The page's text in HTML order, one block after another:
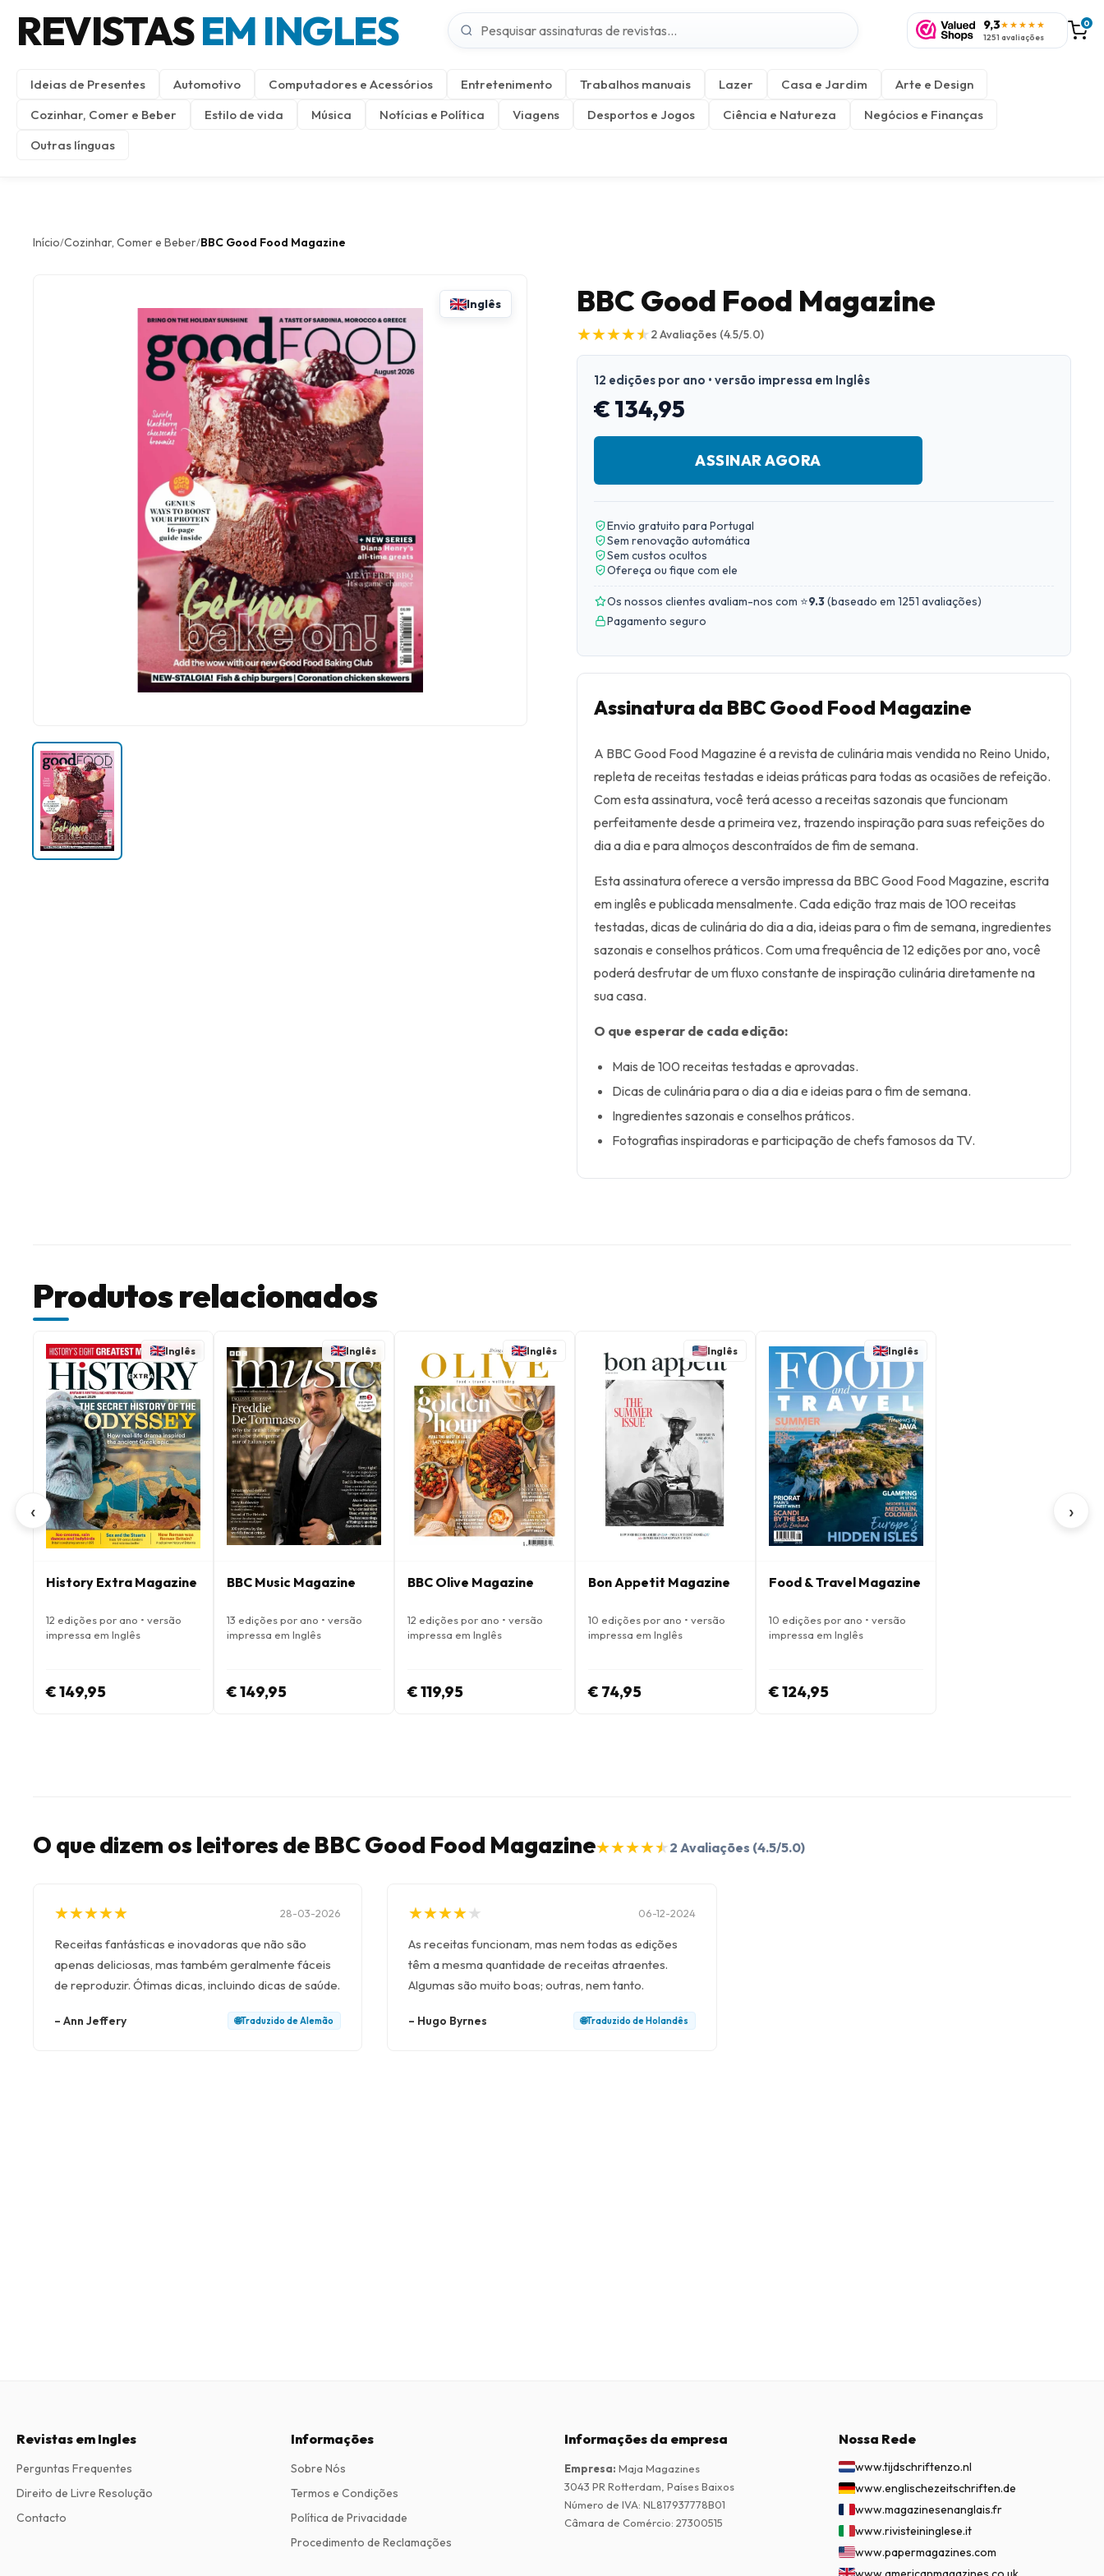
REVISTASEM INGLES 9,3★★★★★
1251 avaliações
0
Ideias de Presentes Automotivo Computadores e Acessórios Entretenimento Trabalhos manuais Lazer Casa e Jardim
Arte e Design
Cozinhar, Comer e Beber
Estilo de vida Música Notícias e Política Viagens Desportos e Jogos Ciência e Natureza
Negócios e Finanças
Outras línguas
Início/Cozinhar, Comer e Beber/BBC Good Food Magazine
Inglês BBC Good Food Magazine
★
★★
★★
★★
★★
★2Avaliações (4.5/5.0)
12 edições por ano • versão impressa em Inglês
€ 134,95
ASSINAR AGORA
Envio gratuito para Portugal
Sem renovação automática
Sem custos ocultos
Ofereça ou fique com ele
Os nossos clientes avaliam-nos com ⭐9.3(baseado em 1251 avaliações)
Pagamento seguro
Assinatura da BBC Good Food Magazine
A BBC Good Food Magazine é a revista de culinária mais vendida no Reino Unido,
repleta de receitas testadas e ideias práticas para todas as ocasiões de refeição.
Com esta assinatura, você terá acesso a receitas sazonais que funcionam
perfeitamente desde a primeira vez, trazendo inspiração para suas refeições do
dia a dia e para almoços descontraídos de fim de semana.
Esta assinatura oferece a versão impressa da BBC Good Food Magazine, escrita
em inglês e publicada mensalmente. Cada edição traz mais de 100 receitas
testadas, dicas de culinária do dia a dia, ideias para o fim de semana, ingredientes
sazonais e conselhos práticos. Com uma frequência de 12 edições por ano, você
poderá desfrutar de um fluxo constante de inspiração culinária diretamente na
sua casa.
O que esperar de cada edição:
Mais de 100 receitas testadas e aprovadas.
Dicas de culinária para o dia a dia e ideias para o fim de semana.
Ingredientes sazonais e conselhos práticos.
Fotografias inspiradoras e participação de chefs famosos da TV.
Produtos relacionados
‹
Inglês
History Extra Magazine
12 edições por ano • versão
impressa em Inglês
€ 149,95
Inglês
BBC Music Magazine
13 edições por ano • versão
impressa em Inglês
€ 149,95
Inglês
BBC Olive Magazine
12 edições por ano • versão
impressa em Inglês
€ 119,95
Inglês
Bon Appetit Magazine
10 edições por ano • versão
impressa em Inglês
€ 74,95
Inglês
Food & Travel Magazine
10 edições por ano • versão
impressa em Inglês
€ 124,95
›
O que dizem os leitores de BBC Good Food Magazine★
★★
★★
★★
★★
★2 Avaliações (4.5/5.0)
★
★★
★★
★★
★★
★ 28-03-2026
Receitas fantásticas e inovadoras que não são
apenas deliciosas, mas também geralmente fáceis
de reproduzir. Ótimas dicas, incluindo dicas de saúde.
– Ann Jeffery 🌐Traduzido deAlemão
★
★★
★★
★★
★★
★ 06-12-2024
As receitas funcionam, mas nem todas as edições
têm a mesma quantidade de receitas atraentes.
Algumas são muito boas; outras, nem tanto.
– Hugo Byrnes 🌐Traduzido de Holandês
Revistas em Ingles
Perguntas Frequentes
Direito de Livre Resolução
Contacto
Informações
Sobre Nós
Termos e Condições
Política de Privacidade
Procedimento de Reclamações
Informações da empresa
Empresa: Maja Magazines
3043 PR Rotterdam, Países Baixos
Número de IVA: NL817937778B01
Câmara de Comércio: 27300515
Nossa Rede
www.tijdschriftenzo.nl
www.englischezeitschriften.de
www.magazinesenanglais.fr
www.rivisteininglese.it
www.papermagazines.com